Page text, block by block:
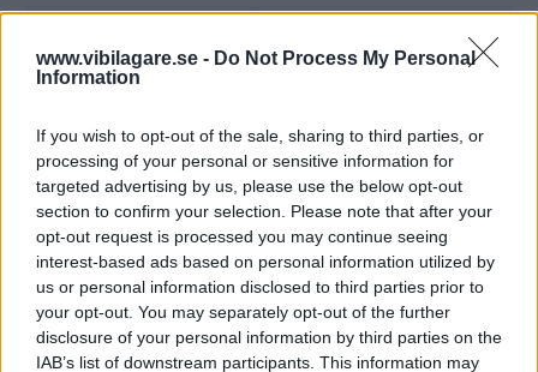
www.vibilagare.se - Do Not Process My Personal
Information
If you wish to opt-out of the sale, sharing to third parties, or
processing of your personal or sensitive information for
targeted advertising by us, please use the below opt-out
section to confirm your selection. Please note that after your
opt-out request is processed you may continue seeing
interest-based ads based on personal information utilized by
us or personal information disclosed to third parties prior to
your opt-out. You may separately opt-out of the further
disclosure of your personal information by third parties on the
IAB’s list of downstream participants. This information may
Att bara skriva ”befintligt skick” i annonsen kommer inte göra att bilhandlaren
automatiskt kommer undan ansvar.